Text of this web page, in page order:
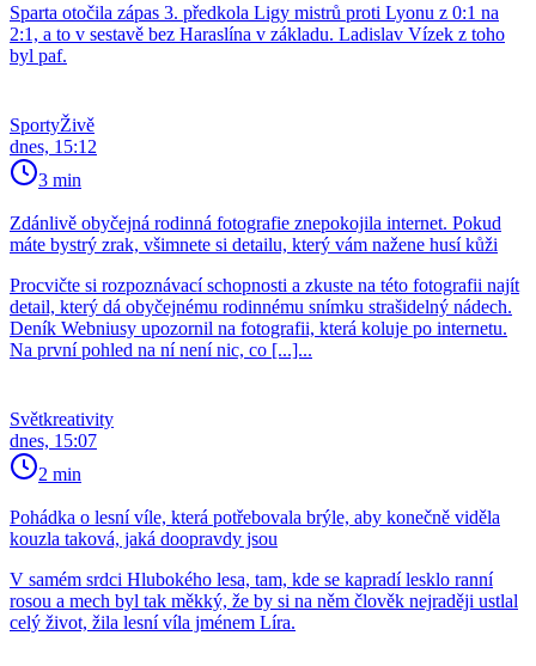
Sparta otočila zápas 3. předkola Ligy mistrů proti Lyonu z 0:1 na
2:1, a to v sestavě bez Haraslína v základu. Ladislav Vízek z toho
byl paf.
SportyŽivě
dnes, 15:12
3 min
Zdánlivě obyčejná rodinná fotografie znepokojila internet. Pokud
máte bystrý zrak, všimnete si detailu, který vám nažene husí kůži
Procvičte si rozpoznávací schopnosti a zkuste na této fotografii najít
detail, který dá obyčejnému rodinnému snímku strašidelný nádech.
Deník Webniusy upozornil na fotografii, která koluje po internetu.
Na první pohled na ní není nic, co [...]...
Světkreativity
dnes, 15:07
2 min
Pohádka o lesní víle, která potřebovala brýle, aby konečně viděla
kouzla taková, jaká doopravdy jsou
V samém srdci Hlubokého lesa, tam, kde se kapradí lesklo ranní
rosou a mech byl tak měkký, že by si na něm člověk nejraději ustlal
celý život, žila lesní víla jménem Líra.